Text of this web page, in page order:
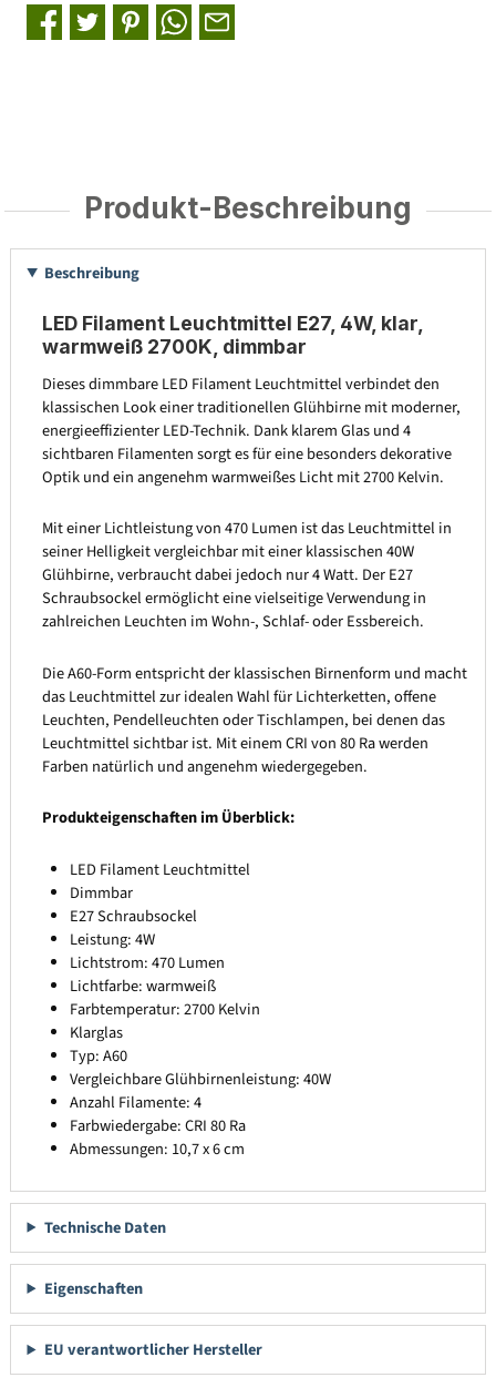
Produkt-Beschreibung
Beschreibung
LED Filament Leuchtmittel E27, 4W, klar,
warmweiß 2700K, dimmbar
Dieses dimmbare LED Filament Leuchtmittel verbindet den
klassischen Look einer traditionellen Glühbirne mit moderner,
energieeffizienter LED-Technik. Dank klarem Glas und 4
sichtbaren Filamenten sorgt es für eine besonders dekorative
Optik und ein angenehm warmweißes Licht mit 2700 Kelvin.
Mit einer Lichtleistung von 470 Lumen ist das Leuchtmittel in
seiner Helligkeit vergleichbar mit einer klassischen 40W
Glühbirne, verbraucht dabei jedoch nur 4 Watt. Der E27
Schraubsockel ermöglicht eine vielseitige Verwendung in
zahlreichen Leuchten im Wohn-, Schlaf- oder Essbereich.
Die A60-Form entspricht der klassischen Birnenform und macht
das Leuchtmittel zur idealen Wahl für Lichterketten, offene
Leuchten, Pendelleuchten oder Tischlampen, bei denen das
Leuchtmittel sichtbar ist. Mit einem CRI von 80 Ra werden
Farben natürlich und angenehm wiedergegeben.
Produkteigenschaften im Überblick:
LED Filament Leuchtmittel
Dimmbar
E27 Schraubsockel
Leistung: 4W
Lichtstrom: 470 Lumen
Lichtfarbe: warmweiß
Farbtemperatur: 2700 Kelvin
Klarglas
Typ: A60
Vergleichbare Glühbirnenleistung: 40W
Anzahl Filamente: 4
Farbwiedergabe: CRI 80 Ra
Abmessungen: 10,7 x 6 cm
Technische Daten
Eigenschaften
EU verantwortlicher Hersteller